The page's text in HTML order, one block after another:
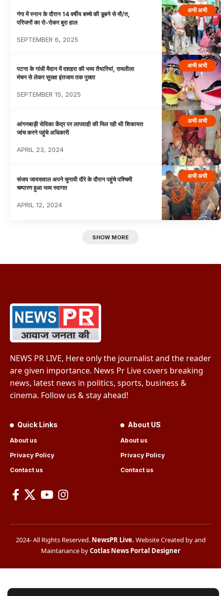
अभी अभी
गंगा में स्नान के दौरान 14 वर्षीय बच्चे की डूबने से मौ/त,
परिजनों का रो-रोकर बुरा हाल
SEPTEMBER 6, 2025
अभी अभी
पटना के गांधी मैदान में दशहरा की भव्य तैयारियां, रामलीला
मंचन से लेकर सुरक्षा इंतजाम तक पुख्ता
SEPTEMBER 15, 2025
अभी अभी
आंगनबाड़ी सेविका केंद्र पर लापवाही की मिल रही थी शिकायत
जांच करने पहुंचे अधिकारी
APRIL 23, 2024
अभी अभी
संजय जायसवाल अपने चुनावी दौरे के दौरान पहुंचे पश्चिमी
चम्पारण हुआ भव्य स्वागत
APRIL 12, 2024
SHOW MORE
NEWS PR LIVE, Here only the journalist and the reader
are given importance. News Pr Live covers breaking
news, latest news in politics, sports, business &
cinema. Follow us & stay ahead!
Quick Links
About us
Privacy Policy
Contact us
About US
About us
Privacy Policy
Contact us
2024- All Rights Reserved. NewsPR Live. Website Created by and
Maintanance byCotlas News Portal Designer